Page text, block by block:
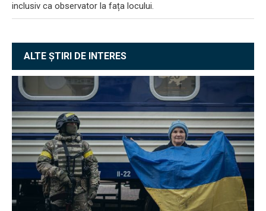
inclusiv ca observator la fața locului.
ALTE ȘTIRI DE INTERES